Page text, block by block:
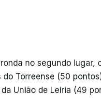
no segundo lugar,
Torreense (50
União de Leiria (49